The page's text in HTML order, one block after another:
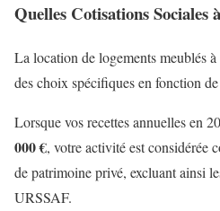
Quelles Cotisations Sociales
La location de logements meublés
des choix spécifiques en fonction de
Lorsque vos recettes annuelles en
000 €, votre activité est considérée
de patrimoine privé, excluant ainsi
URSSAF.